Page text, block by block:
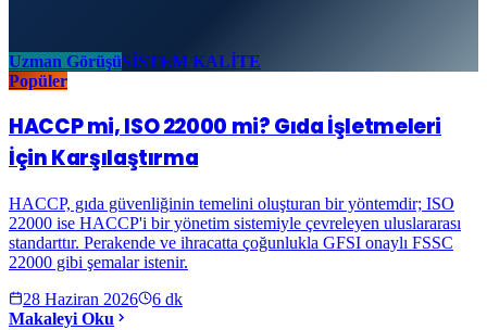
Uzman GörüşüSİSTEM KALİTE
Popüler
HACCP mi, ISO 22000 mi? Gıda İşletmeleri
İçin Karşılaştırma
HACCP, gıda güvenliğinin temelini oluşturan bir yöntemdir; ISO
22000 ise HACCP'i bir yönetim sistemiyle çevreleyen uluslararası
standarttır. Perakende ve ihracatta çoğunlukla GFSI onaylı FSSC
22000 gibi şemalar istenir.
28 Haziran 2026
6 dk
Makaleyi Oku